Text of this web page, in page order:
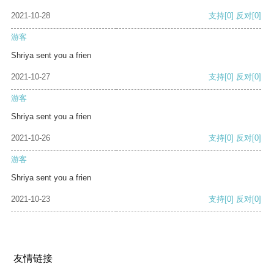
2021-10-28 支持[0] 反对[0]
游客
Shriya sent you a frien
2021-10-27 支持[0] 反对[0]
游客
Shriya sent you a frien
2021-10-26 支持[0] 反对[0]
游客
Shriya sent you a frien
2021-10-23 支持[0] 反对[0]
友情链接